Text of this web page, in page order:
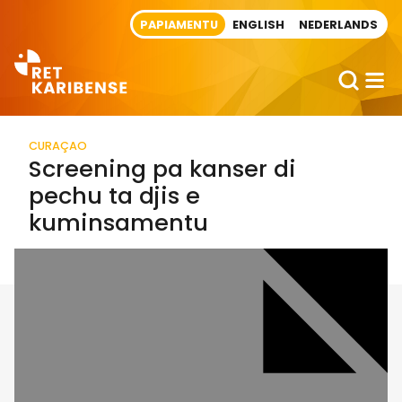
PAPIAMENTU ENGLISH NEDERLANDS
CURAÇAO
Screening pa kanser di
pechu ta djis e
kuminsamentu